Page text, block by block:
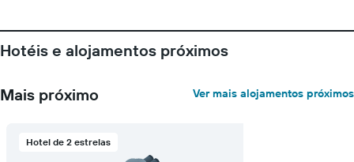
Hotéis e alojamentos próximos
Mais próximo Ver mais alojamentos próximos
Hotel de 2 estrelas